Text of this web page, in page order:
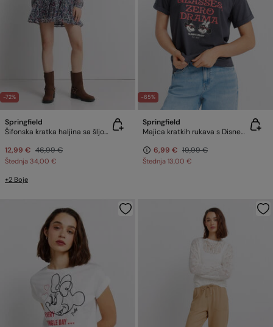
-72%
Springfield
Šifonska kratka haljina sa šljokicama
12,99 € 46,99 €
Štednja 34,00 €
+2 Boje
-65%
Springfield
Majica kratkih rukava s Disney motivom
6,99 € 19,99 €
Štednja 13,00 €